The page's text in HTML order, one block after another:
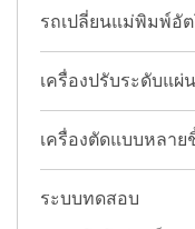
รถเปลี่ยนแม่พิมพ์อั
เครื่องปรับระดับแผ่
เครื่องตัดแบบหลาย
ระบบทดสอบ